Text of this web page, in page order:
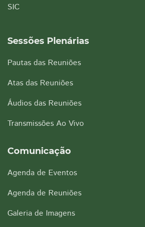
SIC
Sessões Plenárias
Pautas das Reuniões
Atas das Reuniões
Áudios das Reuniões
Transmissões Ao Vivo
Comunicação
Agenda de Eventos
Agenda de Reuniões
Galeria de Imagens